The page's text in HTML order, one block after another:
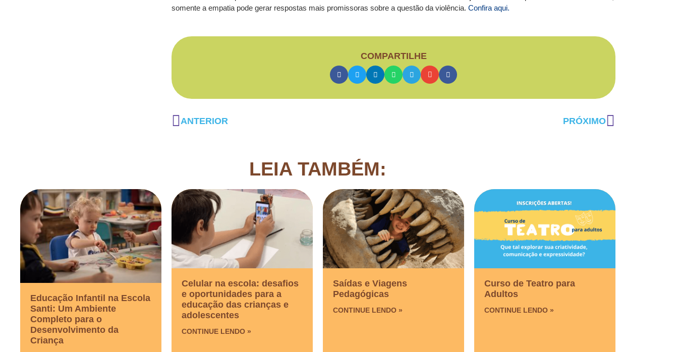
somente a empatia pode gerar respostas mais promissoras sobre a questão da violência. Confira aqui.
COMPARTILHE
ANTERIOR PRÓXIMO
LEIA TAMBÉM:
Educação Infantil na Escola
Santi: Um Ambiente
Completo para o
Desenvolvimento da
Criança
Celular na escola: desafios
e oportunidades para a
educação das crianças e
adolescentes
CONTINUE LENDO »
Saídas e Viagens
Pedagógicas​
CONTINUE LENDO »
Curso de Teatro para
Adultos
CONTINUE LENDO »